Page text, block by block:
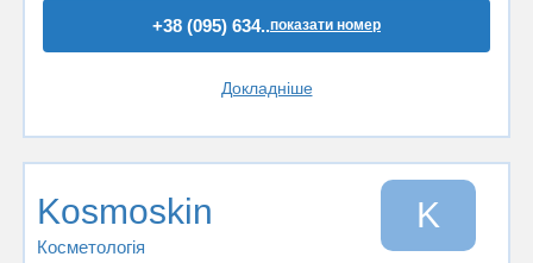
+38 (095) 634..показати номер
Докладніше
Kosmoskin
Косметологія
K